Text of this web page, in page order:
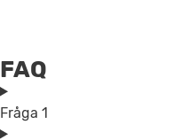
FAQ
Fråga 1